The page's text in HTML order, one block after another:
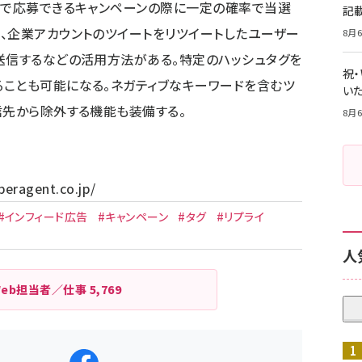
で応募できるキャンペーンの際に一定の確率で当選
業アカウントのツイートをリツイートしたユーザー
するなどの活用方法がある。特定のハッシュタグを
とも可能になる。ネガティブなキーワードを含むツ
から除外する機能も装備する。
インフィード広告 #キャンペーン #タグ #リプライ
担当者／仕事 5,769
記
8月
祝
い
8月